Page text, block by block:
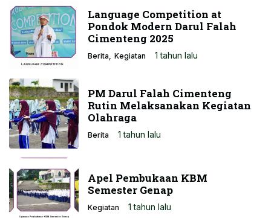
Language Competition at
Pondok Modern Darul Falah
Cimenteng 2025
Berita Kegiatan 1 tahun lalu
PM Darul Falah Cimenteng
Rutin Melaksanakan Kegiatan
Olahraga
Berita 1 tahun lalu
Apel Pembukaan KBM
Semester Genap
Kegiatan 1 tahun lalu